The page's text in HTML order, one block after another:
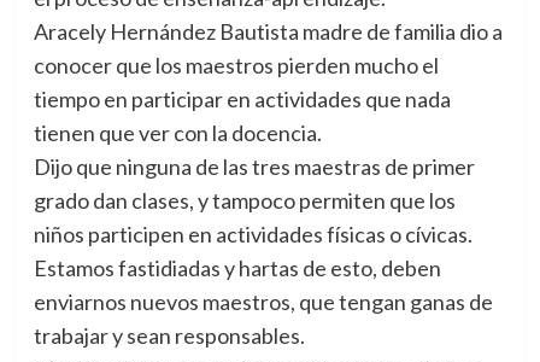
Aracely Hernández Bautista madre de familia dio a
conocer que los maestros pierden mucho el
tiempo en participar en actividades que nada
tienen que ver con la docencia.
Dijo que ninguna de las tres maestras de primer
grado dan clases, y tampoco permiten que los
niños participen en actividades físicas o cívicas.
Estamos fastidiadas y hartas de esto, deben
enviarnos nuevos maestros, que tengan ganas de
trabajar y sean responsables.